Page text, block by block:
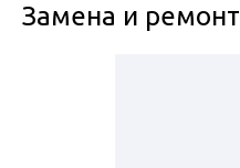
Замена и ремонт